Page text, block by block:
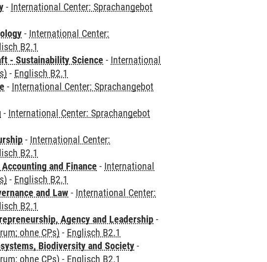
- International Center: Sprachangebot
- International Center:
B2.1
- Sustainability Science - International
- Englisch B2.1
- International Center: Sprachangebot
- International Center: Sprachangebot
- International Center:
B2.1
and Finance - International
- Englisch B2.1
and Law - International Center:
B2.1
Agency and Leadership -
ohne CPs) - Englisch B2.1
Biodiversity and Society -
ohne CPs) - Englisch B2.1